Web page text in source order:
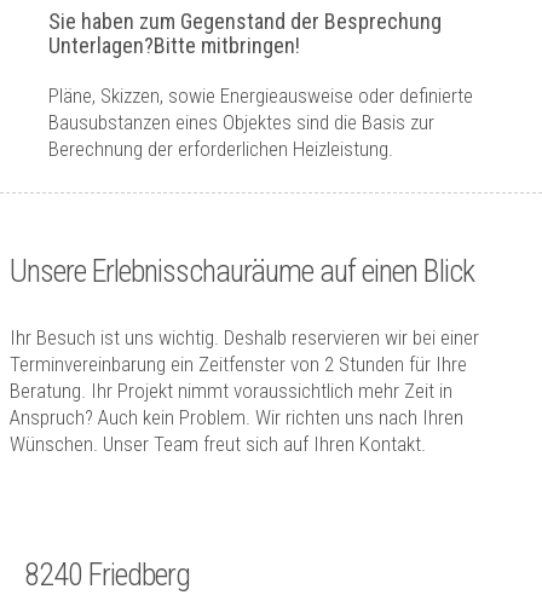
Sie haben zum Gegenstand der Besprechung
Unterlagen?Bitte mitbringen!
Pläne, Skizzen, sowie Energieausweise oder definierte
Bausubstanzen eines Objektes sind die Basis zur
Berechnung der erforderlichen Heizleistung.
Unsere Erlebnisschauräume auf einen Blick
Ihr Besuch ist uns wichtig. Deshalb reservieren wir bei einer
Terminvereinbarung ein Zeitfenster von 2 Stunden für Ihre
Beratung. Ihr Projekt nimmt voraussichtlich mehr Zeit in
Anspruch? Auch kein Problem. Wir richten uns nach Ihren
Wünschen. Unser Team freut sich auf Ihren Kontakt.
8240 Friedberg